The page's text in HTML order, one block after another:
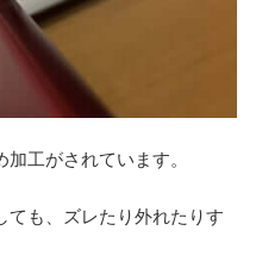
工がされています。
ても、ズレたり外れたりす